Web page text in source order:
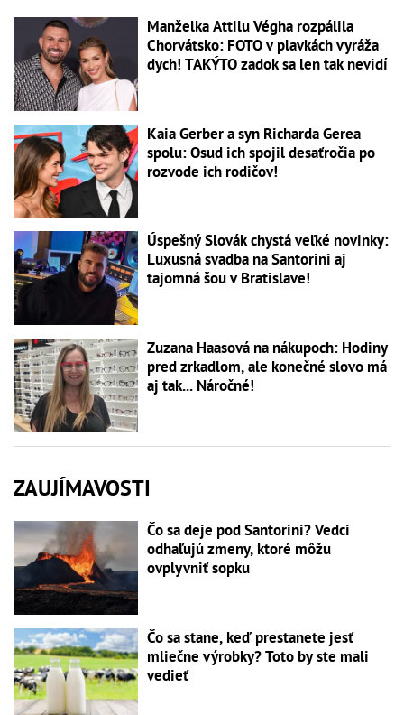
Manželka Attilu Végha rozpálila
Chorvátsko: FOTO v plavkách vyráža
dych! TAKÝTO zadok sa len tak nevidí
Kaia Gerber a syn Richarda Gerea
spolu: Osud ich spojil desaťročia po
rozvode ich rodičov!
Úspešný Slovák chystá veľké novinky:
Luxusná svadba na Santorini aj
tajomná šou v Bratislave!
Zuzana Haasová na nákupoch: Hodiny
pred zrkadlom, ale konečné slovo má
aj tak... Náročné!
ZAUJÍMAVOSTI
Čo sa deje pod Santorini? Vedci
odhaľujú zmeny, ktoré môžu
ovplyvniť sopku
Čo sa stane, keď prestanete jesť
mliečne výrobky? Toto by ste mali
vedieť